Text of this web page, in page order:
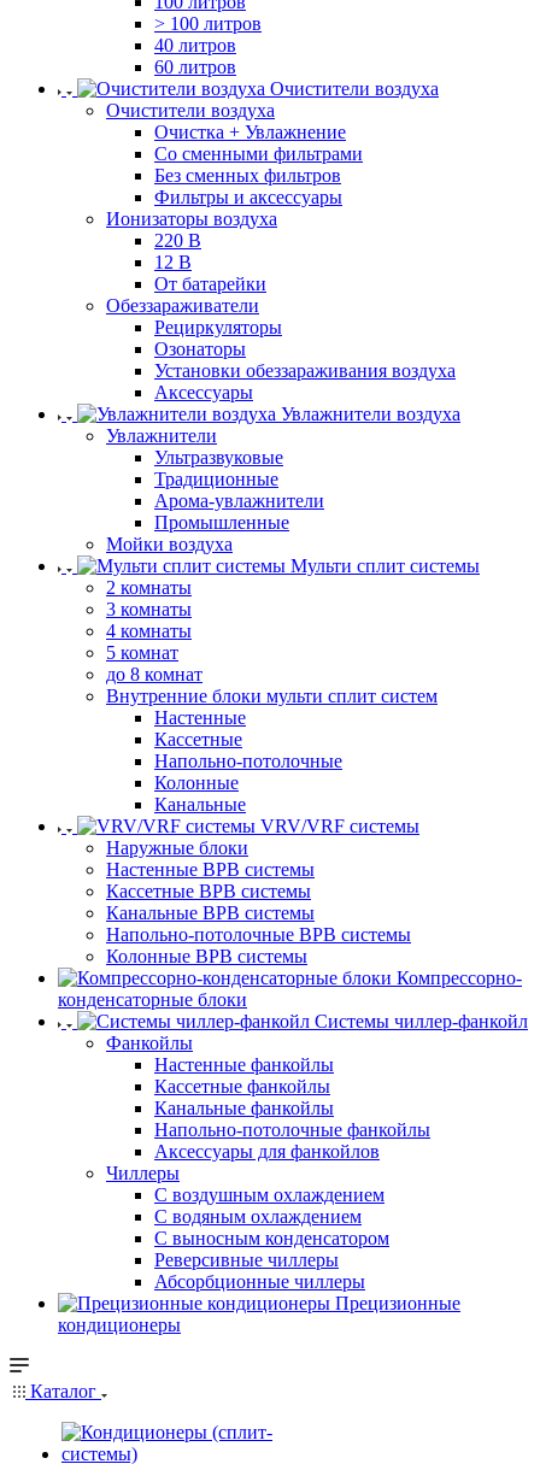
> 100 литров
40 литров
60 литров
Очистители воздуха
Очистители воздуха
Очистка + Увлажнение
Cо сменными фильтрами
Без сменных фильтров
Фильтры и аксессуары
Ионизаторы воздуха
220 В
12 В
От батарейки
Обеззараживатели
Рециркуляторы
Озонаторы
Установки обеззараживания воздуха
Аксессуары
Увлажнители воздуха
Увлажнители
Ультразвуковые
Традиционные
Арома-увлажнители
Промышленные
Мойки воздуха
Мульти сплит системы
2 комнаты
3 комнаты
4 комнаты
5 комнат
до 8 комнат
Внутренние блоки мульти сплит систем
Настенные
Кассетные
Напольно-потолочные
Колонные
Канальные
VRV/VRF системы
Наружные блоки
Настенные ВРВ системы
Кассетные ВРВ системы
Канальные ВРВ системы
Напольно-потолочные ВРВ системы
Колонные ВРВ системы
Компрессорно-
конденсаторные блоки
Системы чиллер-фанкойл
Фанкойлы
Настенные фанкойлы
Кассетные фанкойлы
Канальные фанкойлы
Напольно-потолочные фанкойлы
Аксессуары для фанкойлов
Чиллеры
С воздушным охлаждением
С водяным охлаждением
С выносным конденсатором
Реверсивные чиллеры
Абсорбционные чиллеры
Прецизионные
кондиционеры
Каталог